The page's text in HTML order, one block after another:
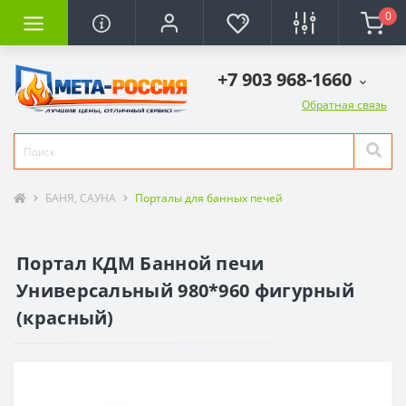
0
+7 903 968-1660
Обратная связь
БАНЯ, САУНА Порталы для банных печей
Портал КДМ Банной печи
Универсальный 980*960 фигурный
(красный)